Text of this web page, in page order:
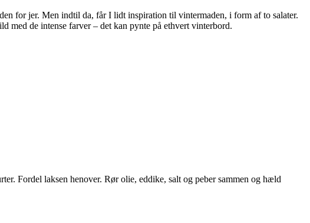
for jer. Men indtil da, får I lidt inspiration til vintermaden, i form af to salater.
med de intense farver – det kan pynte på ethvert vinterbord.
Fordel laksen henover. Rør olie, eddike, salt og peber sammen og hæld